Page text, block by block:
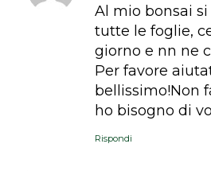
Al mio bonsai
tutte le foglie,
giorno e nn ne
Per favore
bellissimo!Non
ho bisogno di
Rispondi